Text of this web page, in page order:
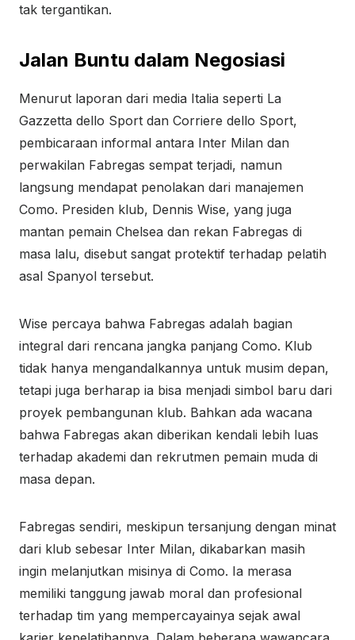
tak tergantikan.
Jalan Buntu dalam Negosiasi
Menurut laporan dari media Italia seperti La
Gazzetta dello Sport dan Corriere dello Sport,
pembicaraan informal antara Inter Milan dan
perwakilan Fabregas sempat terjadi, namun
langsung mendapat penolakan dari manajemen
Como. Presiden klub, Dennis Wise, yang juga
mantan pemain Chelsea dan rekan Fabregas di
masa lalu, disebut sangat protektif terhadap pelatih
asal Spanyol tersebut.
Wise percaya bahwa Fabregas adalah bagian
integral dari rencana jangka panjang Como. Klub
tidak hanya mengandalkannya untuk musim depan,
tetapi juga berharap ia bisa menjadi simbol baru dari
proyek pembangunan klub. Bahkan ada wacana
bahwa Fabregas akan diberikan kendali lebih luas
terhadap akademi dan rekrutmen pemain muda di
masa depan.
Fabregas sendiri, meskipun tersanjung dengan minat
dari klub sebesar Inter Milan, dikabarkan masih
ingin melanjutkan misinya di Como. Ia merasa
memiliki tanggung jawab moral dan profesional
terhadap tim yang mempercayainya sejak awal